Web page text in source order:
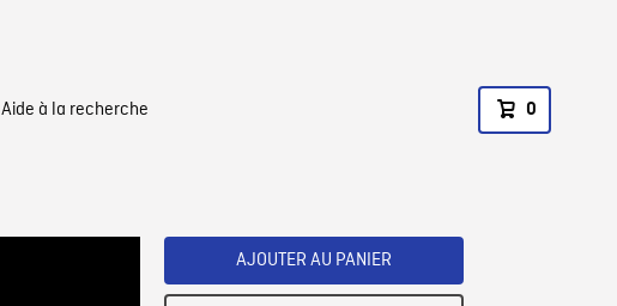
Aide à la recherche 0
AJOUTER AU PANIER